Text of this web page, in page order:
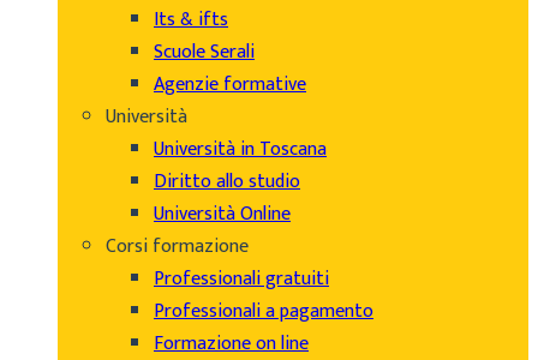
Its & ifts
Scuole Serali
Agenzie formative
Università
Università in Toscana
Diritto allo studio
Università Online
Corsi formazione
Professionali gratuiti
Professionali a pagamento
Formazione on line